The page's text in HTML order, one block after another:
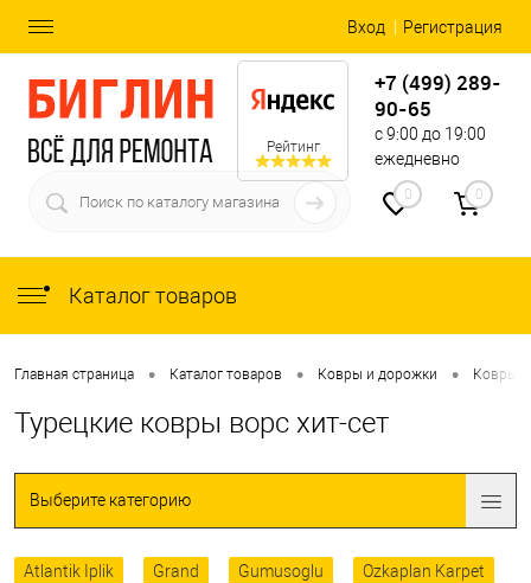
Вход Регистрация
Рейтинг
+7 (499) 289-
90-65
с 9:00 до 19:00
ежедневно
0 0
Каталог товаров
Главная страница • Каталог товаров • Ковры и дорожки • Ковры
Турецкие ковры ворс хит-сет
Выберите категорию
Atlantik Iplik Grand Gumusoglu
Ozkaplan Karpet